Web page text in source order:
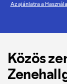
Az ajánlatra a
Közös